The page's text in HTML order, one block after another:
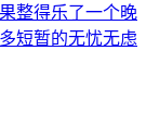
整得乐了一个晚
短暂的无忧无虑